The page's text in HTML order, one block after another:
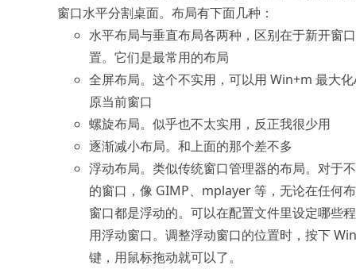
窗口水平分割桌面。布局有下面几种：
水平布局与垂直布局各两种，区别在于新开窗
置。它们是最常用的布局
全屏布局。这个不实用，可以用 Win+m 最大
原当前窗口
螺旋布局。似乎也不太实用，反正我很少用
逐渐减小布局。和上面的那个差不多
浮动布局。类似传统窗口管理器的布局。对于
的窗口，像 GIMP、mplayer 等，无论在任何
窗口都是浮动的。可以在配置文件里设定哪些
用浮动窗口。调整浮动窗口的位置时，按下 Win
键，用鼠标拖动就可以了。